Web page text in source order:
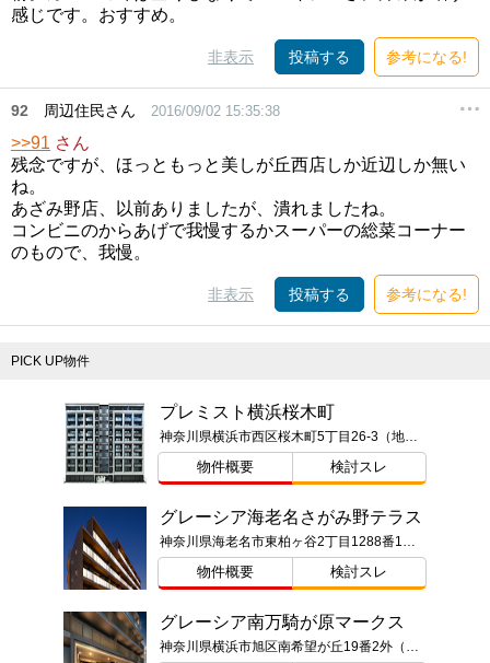
感じです。おすすめ。
非表示 投稿する 参考になる!
92 周辺住民さん 2016/09/02 15:35:38
>>91 さん
残念ですが、ほっともっと美しが丘西店しか近辺しか無い
ね。
あざみ野店、以前ありましたが、潰れましたね。
コンビニのからあげで我慢するかスーパーの総菜コーナー
のもので、我慢。
非表示 投稿する 参考になる!
PICK UP物件
プレミスト横浜桜木町
神奈川県横浜市西区桜木町5丁目26-3（地番）
物件概要 検討スレ
グレーシア海老名さがみ野テラス
神奈川県海老名市東柏ヶ谷2丁目1288番1（地番）
物件概要 検討スレ
グレーシア南万騎が原マークス
神奈川県横浜市旭区南希望が丘19番2外（地番）